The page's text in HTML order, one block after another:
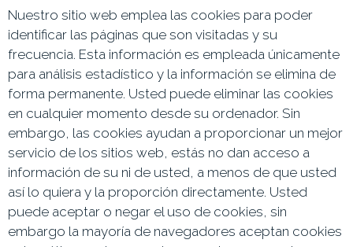
Nuestro sitio web emplea las cookies para poder
identificar las páginas que son visitadas y su
frecuencia. Esta información es empleada únicamente
para análisis estadístico y la información se elimina de
forma permanente. Usted puede eliminar las cookies
en cualquier momento desde su ordenador. Sin
embargo, las cookies ayudan a proporcionar un mejor
servicio de los sitios web, estás no dan acceso a
información de su ni de usted, a menos de que usted
así lo quiera y la proporción directamente. Usted
puede aceptar o negar el uso de cookies, sin
embargo la mayoría de navegadores aceptan cookies